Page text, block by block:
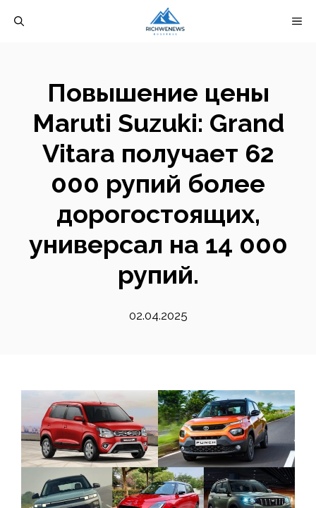
Повышение цены
Maruti Suzuki: Grand
Vitara получает 62
000 рупий более
дорогостоящих,
универсал на 14 000
рупий.
02.04.2025